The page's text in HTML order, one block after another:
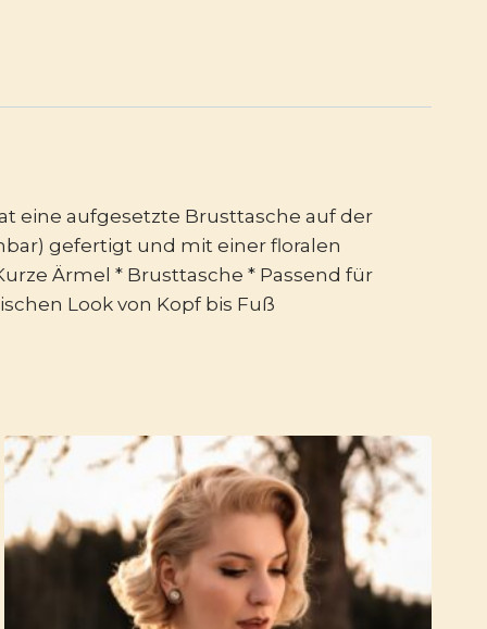
eine aufgesetzte Brusttasche auf der
gefertigt und mit einer floralen
Ärmel * Brusttasche * Passend für
Look von Kopf bis Fuß